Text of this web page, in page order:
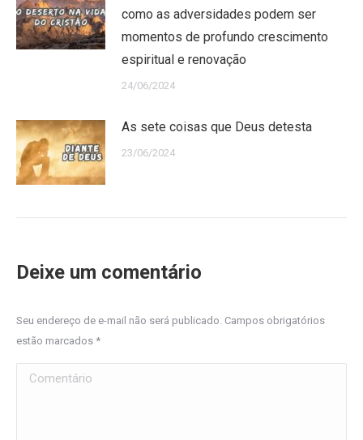
como as adversidades podem ser
momentos de profundo crescimento
espiritual e renovação
24/06/2024
As sete coisas que Deus detesta
23/06/2024
Deixe um comentário
Seu endereço de e-mail não será publicado. Campos obrigatórios
estão marcados *
Comentário